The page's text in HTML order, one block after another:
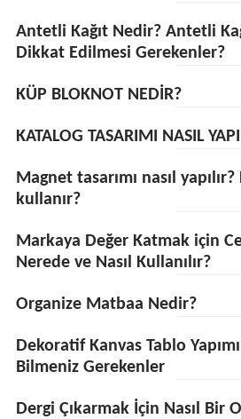
Antetli Kağıt Nedir? Antetli
Dikkat Edilmesi Gerekenler?
KÜP BLOKNOT NEDİR?
KATALOG TASARIMI NASIL
Magnet tasarımı nasıl
kullanır?
Markaya Değer Katmak için
Nerede ve Nasıl Kullanılır?
Organize Matbaa Nedir?
Dekoratif Kanvas Tablo
Bilmeniz Gerekenler
Dergi Çıkarmak İçin Nasıl Bir